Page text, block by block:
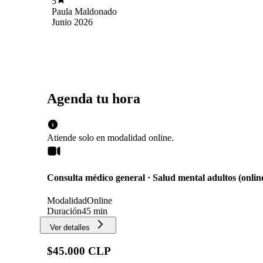
Paula Maldonado
Junio 2026
Agenda tu hora
Atiende solo en modalidad online.
Consulta médico general · Salud mental adultos
ModalidadOnline
Duración45 min
Ver detalles
$45.000 CLP